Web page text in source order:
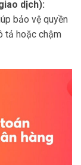
dịch):
bảo vệ quyền
tả hoặc chậm